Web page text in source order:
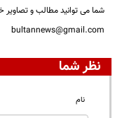
شما می توانید مطالب و تصاویر
bultannews@gmail.com
نظر شما
نام